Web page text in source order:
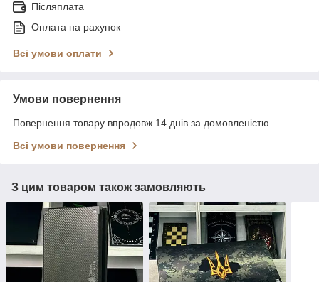
Післяплата
Оплата на рахунок
Всі умови оплати
Умови повернення
Повернення товару впродовж 14 днів за домовленістю
Всі умови повернення
З цим товаром також замовляють